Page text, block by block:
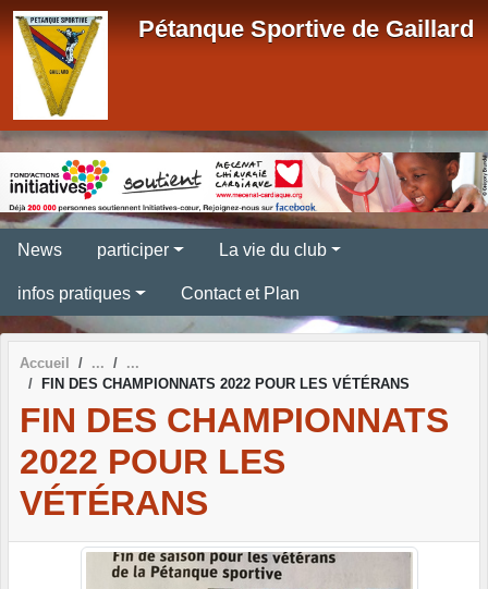
Pétanque Sportive de Gaillard
News participer La vie du club
infos pratiques Contact et Plan
Accueil
FIN DES CHAMPIONNATS 2022 POUR LES VÉTÉRANS
FIN DES CHAMPIONNATS
2022 POUR LES
VÉTÉRANS
Panneau de gestion des cookies